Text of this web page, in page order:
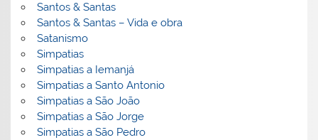
Santos & Santas
Santos & Santas – Vida e obra
Satanismo
Simpatias
Simpatias a Iemanjá
Simpatias a Santo Antonio
Simpatias a São João
Simpatias a São Jorge
Simpatias a São Pedro